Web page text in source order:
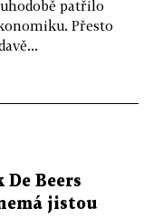
patřilo
Přesto
De Beers
jistou